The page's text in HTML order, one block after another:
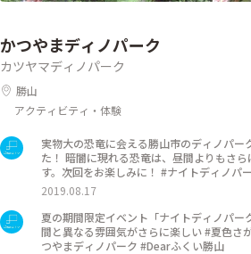
かつやまディノパーク
カツヤマディノパーク
勝山
アクティビティ・体験
実物大の恐竜に会える勝山市のディノパ
た！ 暗闇に現れる恐竜は、昼間よりもさらに迫力が！！ この夏のナイトディノパークは残念ながら終了していま
す。次回をお楽しみに！ #ナイトディノパーク #ディノパーク #かつやま恐竜の森 #恐竜博物館 #恐竜 #恐竜王国福
井 #福井県勝山市 #ことりっぷ福井
2019.08.17
夏の期間限定イベント「ナイトディノパ
間と異なる雰囲気がさらに楽しい #夏色さ
つやまディノパーク #Dearふくい勝山